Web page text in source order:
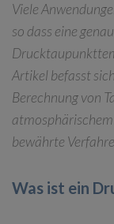
Viele
so dass eine
Artikel befasst
Berechnung von
bewährte
Was ist ein